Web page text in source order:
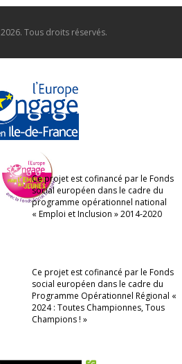
2026. Tous droits réservés.
Ce projet est cofinancé par le Fonds
social européen dans le cadre du
programme opérationnel national
« Emploi et Inclusion » 2014-2020
Ce projet est cofinancé par le Fonds
social européen dans le cadre du
Programme Opérationnel Régional «
2024 : Toutes Championnes, Tous
Champions ! »